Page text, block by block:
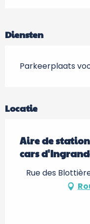
Diensten
Parkeerplaats
Locatie
Aire de
cars
Rue des